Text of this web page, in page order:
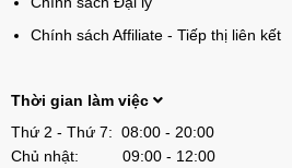
Chính sách Affiliate - Tiếp thị liên kết
Thời gian làm việc
Thứ 2 - Thứ 7: 08:00 - 20:00
Chủ nhật: 09:00 - 12:00